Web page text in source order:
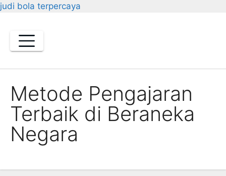
judi bola terpercaya
content
Metode Pengajaran
Terbaik di Beraneka
Negara